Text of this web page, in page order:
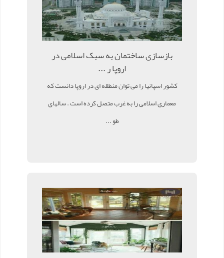
بازسازی ساختمان به سبک اسلامی در
اروپا ر ...
کشور اسپانیا را می توان منطقه ای در اروپا دانست که
معماری اسلامی را به غرب متصل کرده است . سالهای
طو ...